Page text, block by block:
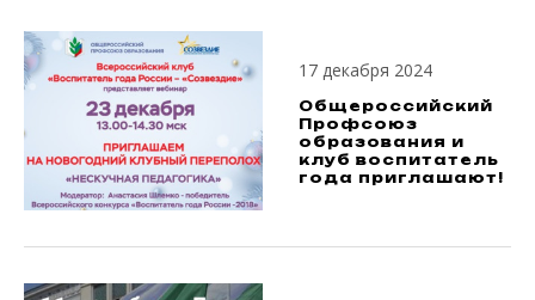
17 декабря 2024
Общероссийский
Профсоюз
образования и
клуб воспитатель
года приглашают!